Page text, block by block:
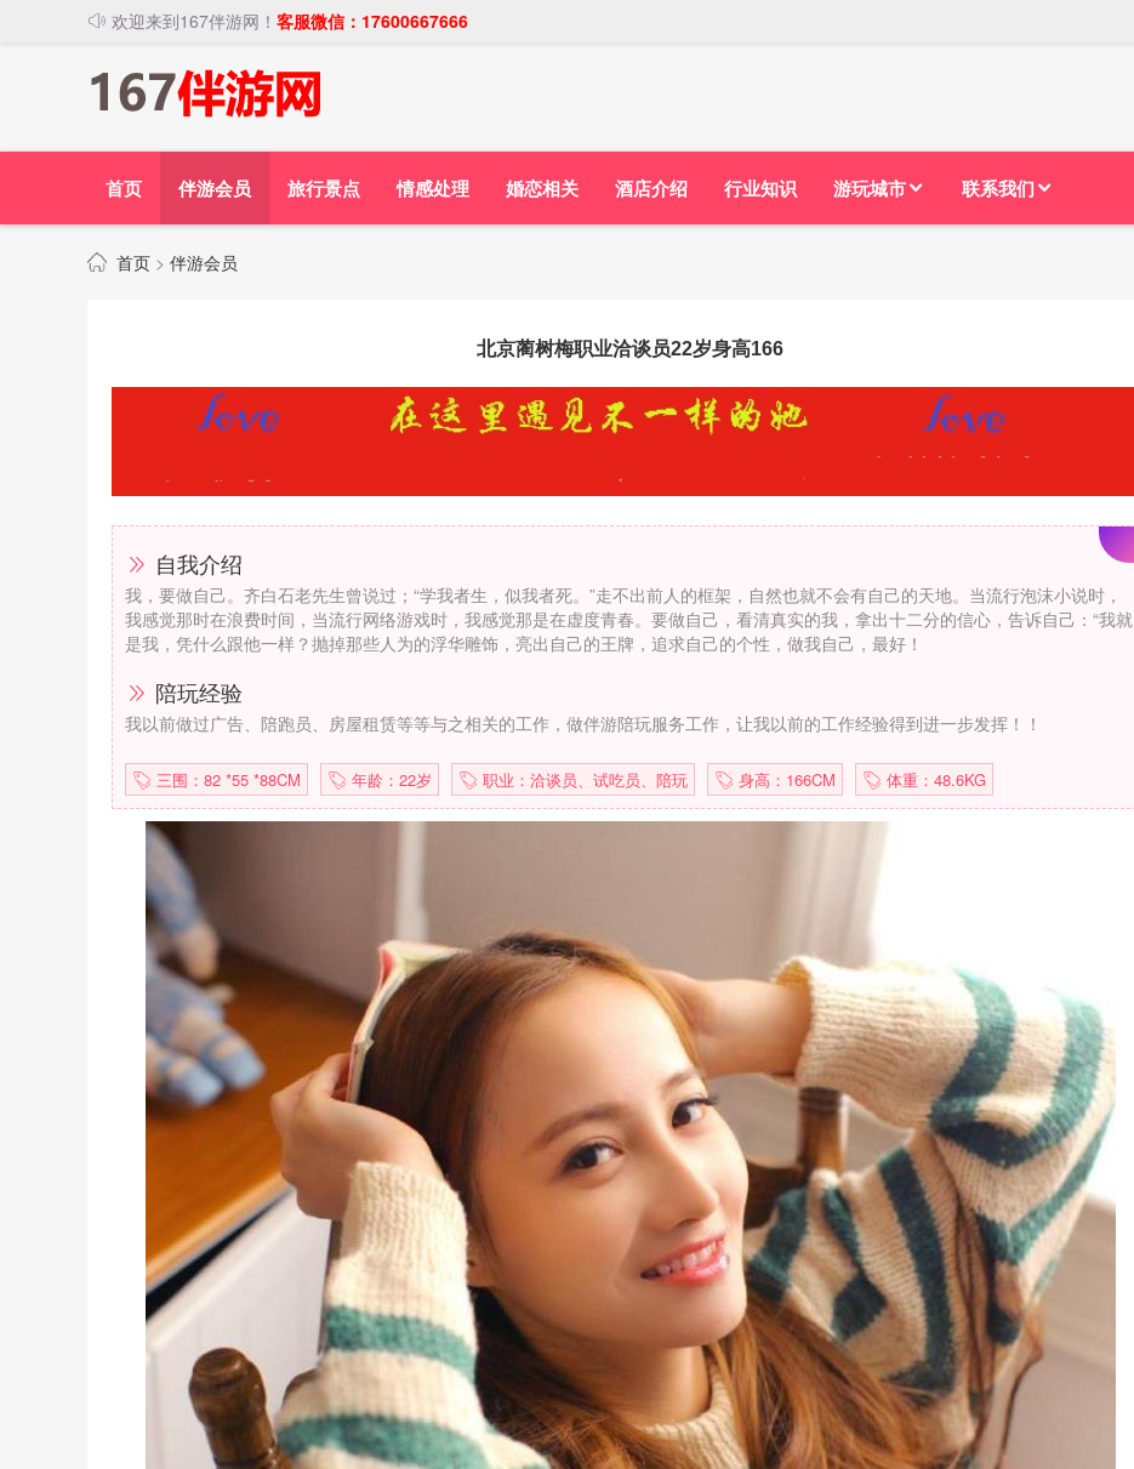
欢迎来到167伴游网！ 客服微信：17600667666
首页 伴游会员 旅行景点 情感处理 婚恋相关 酒店介绍 行业知识 游玩城市 联系我们
首页 > 伴游会员
北京蔺树梅职业洽谈员22岁身高166
自我介绍
我，要做自己。齐白石老先生曾说过；“学我者生，似我者死。”走不出前人的框架，自然也就不会有自己的天地。当流行泡沫小说时，
我感觉那时在浪费时间，当流行网络游戏时，我感觉那是在虚度青春。要做自己，看清真实的我，拿出十二分的信心，告诉自己：“我就
是我，凭什么跟他一样？抛掉那些人为的浮华雕饰，亮出自己的王牌，追求自己的个性，做我自己，最好！
陪玩经验
我以前做过广告、陪跑员、房屋租赁等等与之相关的工作，做伴游陪玩服务工作，让我以前的工作经验得到进一步发挥！！
三围：82 *55 *88CM 年龄：22岁 职业：洽谈员、试吃员、陪玩 身高：166CM 体重：48.6KG